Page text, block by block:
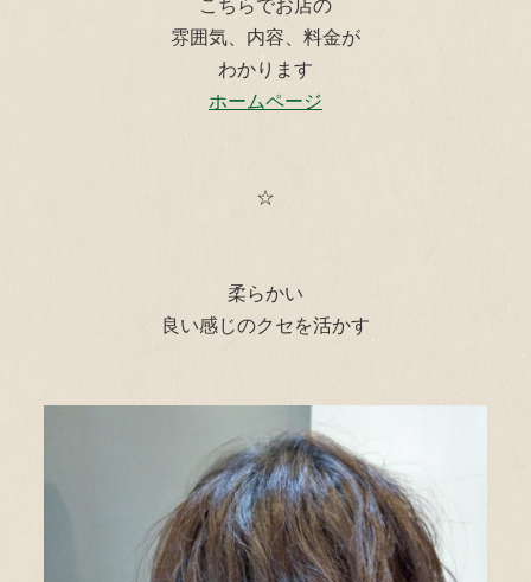
こちらでお店の
雰囲気、内容、料金が
わかります
ホームページ
☆
柔らかい
良い感じのクセを活かす